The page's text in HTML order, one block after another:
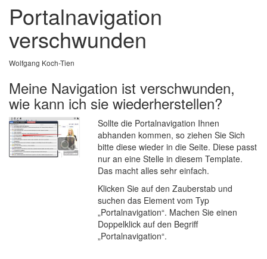
Portalnavigation
verschwunden
Wolfgang Koch-Tien
Meine Navigation ist verschwunden,
wie kann ich sie wiederherstellen?
Sollte die Portalnavigation Ihnen
abhanden kommen, so ziehen Sie Sich
bitte diese wieder in die Seite. Diese passt
nur an eine Stelle in diesem Template.
Das macht alles sehr einfach.
Klicken Sie auf den Zauberstab und
suchen das Element vom Typ
„Portalnavigation“. Machen Sie einen
Doppelklick auf den Begriff
„Portalnavigation“.